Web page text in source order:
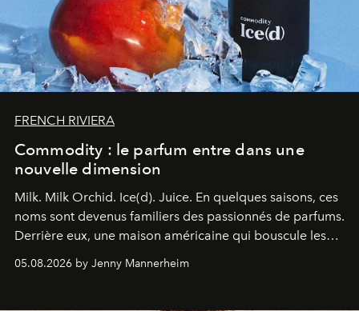
FRENCH RIVIERA
Commodity : le parfum entre dans une
nouvelle dimension
Milk. Milk Orchid. Ice(d). Juice. En quelques saisons, ces
noms sont devenus familiers des passionnés de parfums.
Derrière eux, une maison américaine qui bouscule les
une approche aussi intuitive que personnelle :
05.08.2026 by Jenny Mannerheim